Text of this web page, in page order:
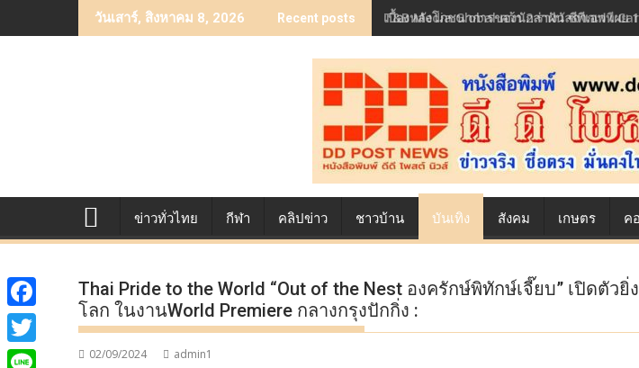
to
วันเสาร์, สิงหาคม 8, 2026 Recent posts เบื้องหลังโภชนาการของนักล่าฝัน ซีพีเอฟ เผย
ข่าวทั่วไทย กีฬา คลิปข่าว ชาวบ้าน บันเทิง สังคม เกษตร ค
Thai Pride to the World “Out of the Nest องครักษ์พิทักษ์เจี๊ยบ” เปิดตัว
โลก ในงานWorld Premiere กลางกรุงปักกิ่ง :
02/09/2024 admin1
F
a
T